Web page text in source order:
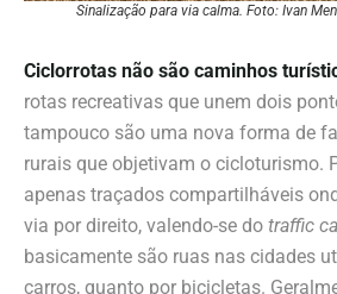
Sinalização para via calma. Foto: Ivan
Ciclorrotas não são caminhos
rotas recreativas que unem dois
tampouco são uma nova forma de
rurais que objetivam o cicloturismo.
apenas traçados compartilháveis
via por direito, valendo-se do traffic
basicamente são ruas nas cidades
carros, quanto por bicicletas.